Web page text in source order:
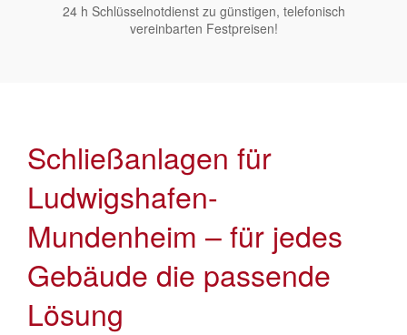
24 h Schlüsselnotdienst zu günstigen, telefonisch
vereinbarten Festpreisen!
Schließanlagen für
Ludwigshafen-
Mundenheim – für jedes
Gebäude die passende
Lösung